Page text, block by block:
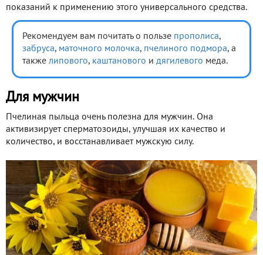
показаний к применению этого универсального средства.
Рекомендуем вам почитать о пользе прополиса,
забруса, маточного молочка, пчелиного подмора, а
также липового, каштанового и дягилевого меда.
Для мужчин
Пчелиная пыльца очень полезна для мужчин. Она
активизирует сперматозоиды, улучшая их качество и
количество, и восстанавливает мужскую силу.